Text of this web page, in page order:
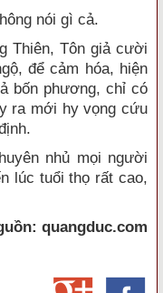
nói gì cả.
Thiên, Tôn giả cười
để cảm hóa, hiện
bốn phương, chỉ có
ra mới hy vọng cứu
nhủ mọi người
lúc tuổi thọ rất cao,
quangduc.com